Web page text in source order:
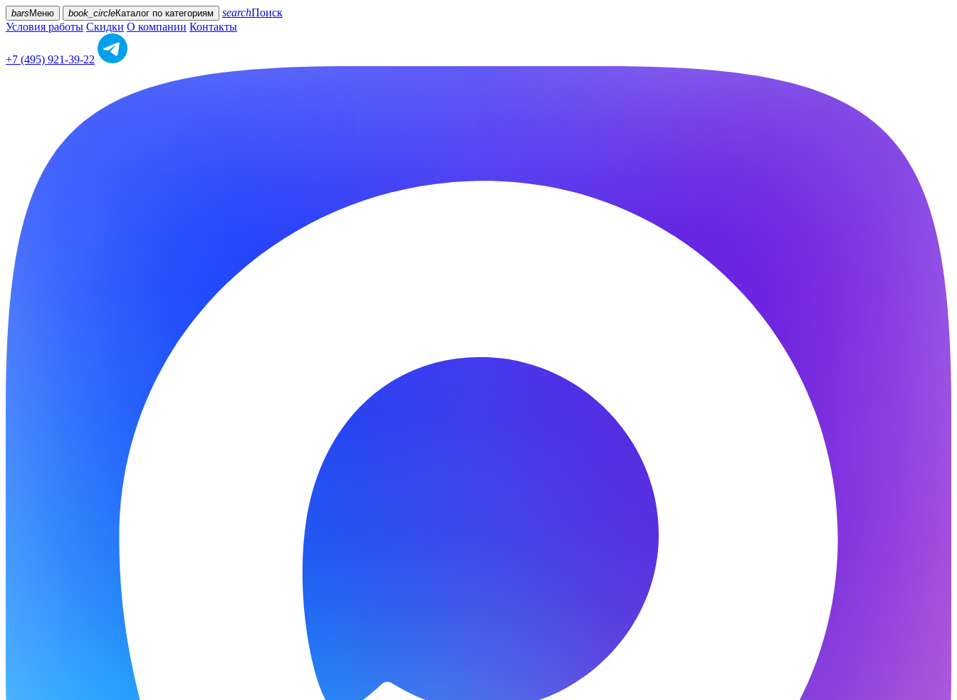
bars Меню book_circleКаталог по категориям searchПоиск
Условия работы Скидки О компании Контакты
+7 (495) 921-39-22